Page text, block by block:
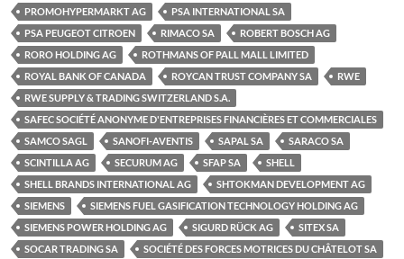
PROMOHYPERMARKT AG
PSA INTERNATIONAL SA
PSA PEUGEOT CITROEN
RIMACO SA
ROBERT BOSCH AG
RORO HOLDING AG
ROTHMANS OF PALL MALL LIMITED
ROYAL BANK OF CANADA
ROYCAN TRUST COMPANY SA
RWE
RWE SUPPLY & TRADING SWITZERLAND S.A.
SAFEC SOCIÉTÉ ANONYME D'ENTREPRISES FINANCIÈRES ET COMMERCIALES
SAMCO SAGL
SANOFI-AVENTIS SAPAL SA
SARACO SA
SCINTILLA AG
SECURUM AG SFAP SA
SHELL
SHELL BRANDS INTERNATIONAL AG
SHTOKMAN DEVELOPMENT AG
SIEMENS
SIEMENS FUEL GASIFICATION TECHNOLOGY HOLDING AG
SIEMENS POWER HOLDING AG
SIGURD RÜCK AG
SITEX SA
SOCAR TRADING SA
SOCIÉTÉ DES FORCES MOTRICES DU CHÂTELOT SA